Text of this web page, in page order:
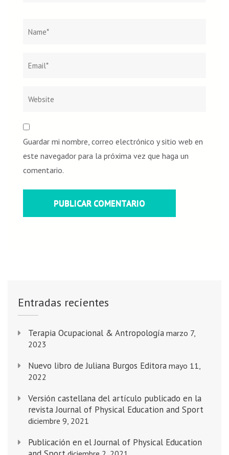
Guardar mi nombre, correo electrónico y sitio web en
este navegador para la próxima vez que haga un
comentario.
Entradas recientes
Terapia Ocupacional & Antropología marzo 7,
2023
Nuevo libro de Juliana Burgos Editora mayo 11,
2022
Versión castellana del artículo publicado en la
revista Journal of Physical Education and Sport
diciembre 9, 2021
Publicación en el Journal of Physical Education